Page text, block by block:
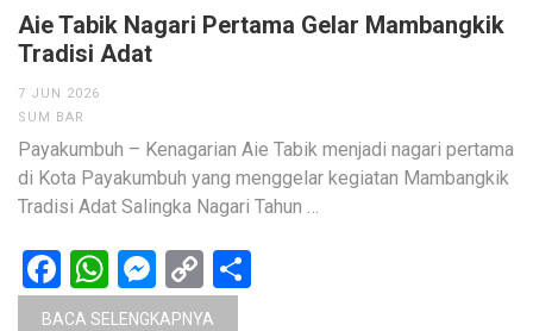
Aie Tabik Nagari Pertama Gelar Mambangkik
Tradisi Adat
7 JUN 2026
SUM BAR
Payakumbuh – Kenagarian Aie Tabik menjadi nagari pertama
di Kota Payakumbuh yang menggelar kegiatan Mambangkik
Tradisi Adat Salingka Nagari Tahun …
Facebook
WhatsApp
Messenger
Copy
Link
BACA SELENGKAPNYA